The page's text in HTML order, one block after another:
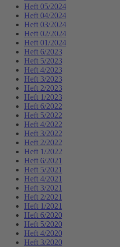
Heft 05/2024
Heft 04/2024
Heft 03/2024
Heft 02/2024
Heft 01/2024
Heft 6/2023
Heft 5/2023
Heft 4/2023
Heft 3/2023
Heft 2/2023
Heft 1/2023
Heft 6/2022
Heft 5/2022
Heft 4/2022
Heft 3/2022
Heft 2/2022
Heft 1/2022
Heft 6/2021
Heft 5/2021
Heft 4/2021
Heft 3/2021
Heft 2/2021
Heft 1/2021
Heft 6/2020
Heft 5/2020
Heft 4/2020
Heft 3/2020